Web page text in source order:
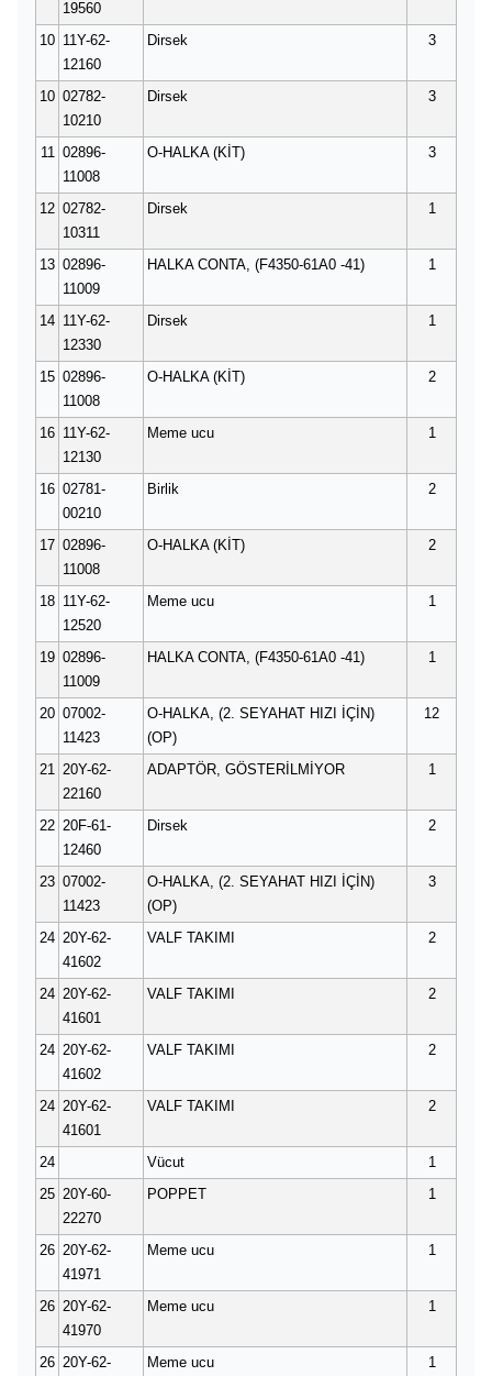
19560
10 11Y-62-
12160
Dirsek 3
10 02782-
10210
Dirsek 3
11
02896-
11008
O-HALKA (KİT) 3
12 02782-
10311
Dirsek 1
13 02896-
11009
HALKA CONTA, (F4350-61A0 -41) 1
14 11Y-62-
12330
Dirsek 1
15 02896-
11008
O-HALKA (KİT) 2
16 11Y-62-
12130
Meme ucu 1
16 02781-
00210
Birlik 2
17 02896-
11008
O-HALKA (KİT) 2
18 11Y-62-
12520
Meme ucu 1
19 02896-
11009
HALKA CONTA, (F4350-61A0 -41) 1
20 07002-
11423
O-HALKA, (2. SEYAHAT HIZI İÇİN)
(OP)
12
21
20Y-62-
22160
ADAPTÖR, GÖSTERİLMİYOR 1
22 20F-61-
12460
Dirsek 2
23 07002-
11423
O-HALKA, (2. SEYAHAT HIZI İÇİN)
(OP)
3
24 20Y-62-
41602
VALF TAKIMI 2
24 20Y-62-
41601
VALF TAKIMI 2
24 20Y-62-
41602
VALF TAKIMI 2
24 20Y-62-
41601
VALF TAKIMI 2
24 Vücut
1
25 20Y-60-
22270
POPPET 1
26 20Y-62-
41971
Meme ucu 1
26 20Y-62-
41970
Meme ucu 1
26 20Y-62-
Meme ucu 1